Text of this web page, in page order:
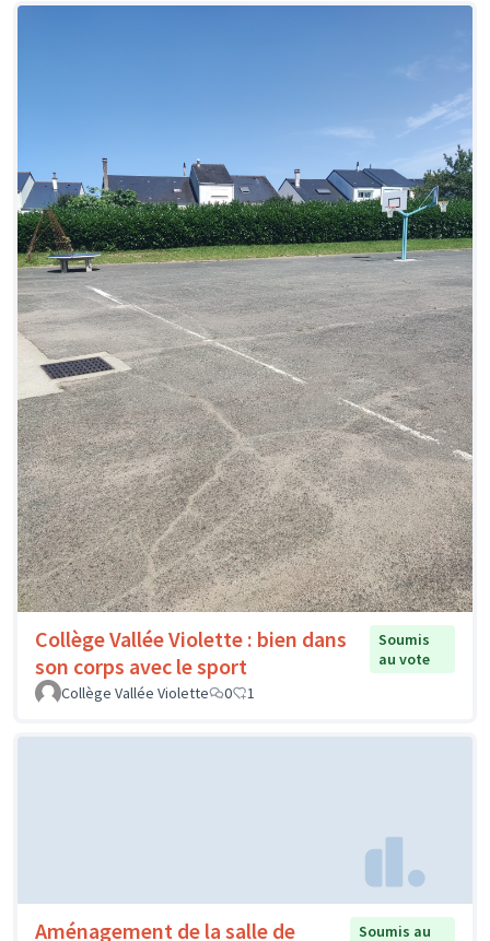
Collège Vallée Violette : bien dans
son corps avec le sport
Soumis
au vote
Collège Vallée Violette
0 1
Aménagement de la salle de
Soumis au